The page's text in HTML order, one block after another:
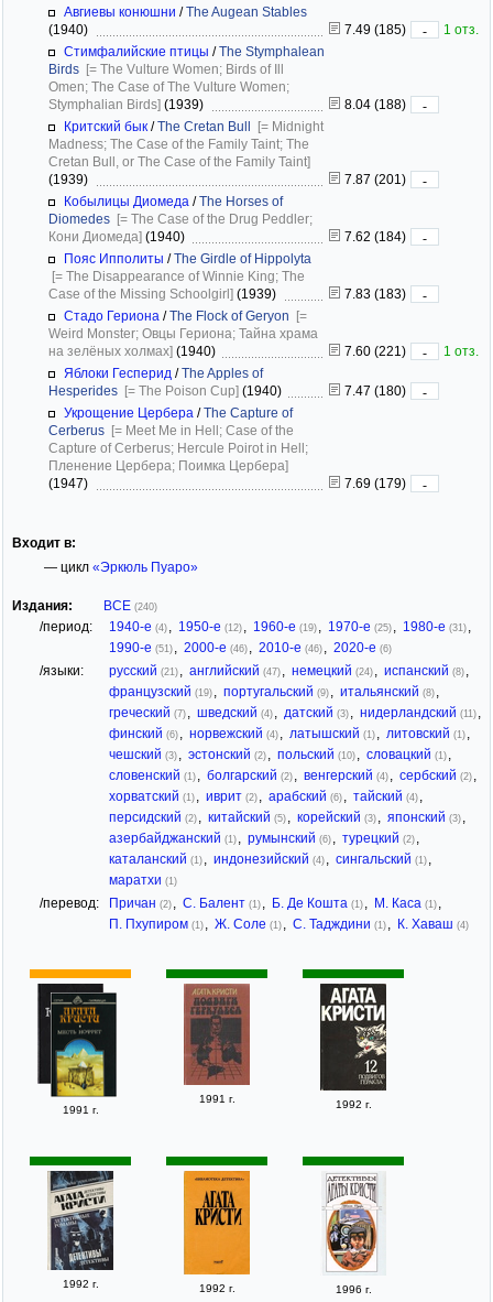
Авгиевы конюшни /The Augean Stables
(1940)
7.49 (185) -
1 отз.
Стимфалийские птицы /The Stymphalean
Birds [= The Vulture Women; Birds of Ill
Omen; The Case of The Vulture Women;
Stymphalian Birds] (1939) 8.04 (188)
-
Критский бык /The Cretan Bull [= Midnight
Madness; The Case of the Family Taint; The
Cretan Bull, or The Case of the Family Taint]
(1939)
7.87 (201)
-
Кобылицы Диомеда /The Horses of
Diomedes [= The Case of the Drug Peddler;
Кони Диомеда] (1940) 7.62 (184)
-
Пояс Ипполиты /The Girdle of Hippolyta
[= The Disappearance of Winnie King; The
Case of the Missing Schoolgirl] (1939) 7.83 (183)
-
Стадо Гериона /The Flock of Geryon [=
Weird Monster; Овцы Гериона; Тайна храма
на зелёных холмах] (1940) 7.60 (221) -
1 отз.
Яблоки Гесперид /The Apples of
Hesperides [= The Poison Cup] (1940) 7.47 (180)
-
Укрощение Цербера /The Capture of
Cerberus [= Meet Me in Hell; Case of the
Capture of Cerberus; Hercule Poirot in Hell;
Пленение Цербера; Поимка Цербера]
(1947)
7.69 (179) -
Входит в:
— цикл «Эркюль Пуаро»
Издания: ВСЕ (240)
/период: 1940-е (4) 1950-е (12) 1960-е (19) 1970-е (25) 1980-е (31)
1990-е (51) 2000-е (46) 2010-е (46) 2020-е (6)
/языки: русский (21) английский (47) немецкий (24) испанский (8)
французский (19) португальский (9) итальянский (8)
греческий (7) шведский (4) датский (3) нидерландский (11)
финский (6) норвежский (4) латышский (1) литовский (1)
чешский (3) эстонский (2) польский (10) словацкий (1)
словенский (1) болгарский (2) венгерский (4) сербский (2)
хорватский (1) иврит (2) арабский (6) тайский (4)
персидский (2) китайский (5) корейский (3) японский (3)
азербайджанский (1) румынский (6) турецкий (2)
каталанский (1) индонезийский (4) сингальский (1)
маратхи (1)
/перевод: Причан (2) С. Балент (1) Б. Де Кошта (1) М. Каса (1)
П. Пхупиром (1) Ж. Соле (1) С. Тадждини (1) К. Хаваш (4)
1991 г.
1991 г. 1992 г.
1992 г. 1992 г. 1996 г.